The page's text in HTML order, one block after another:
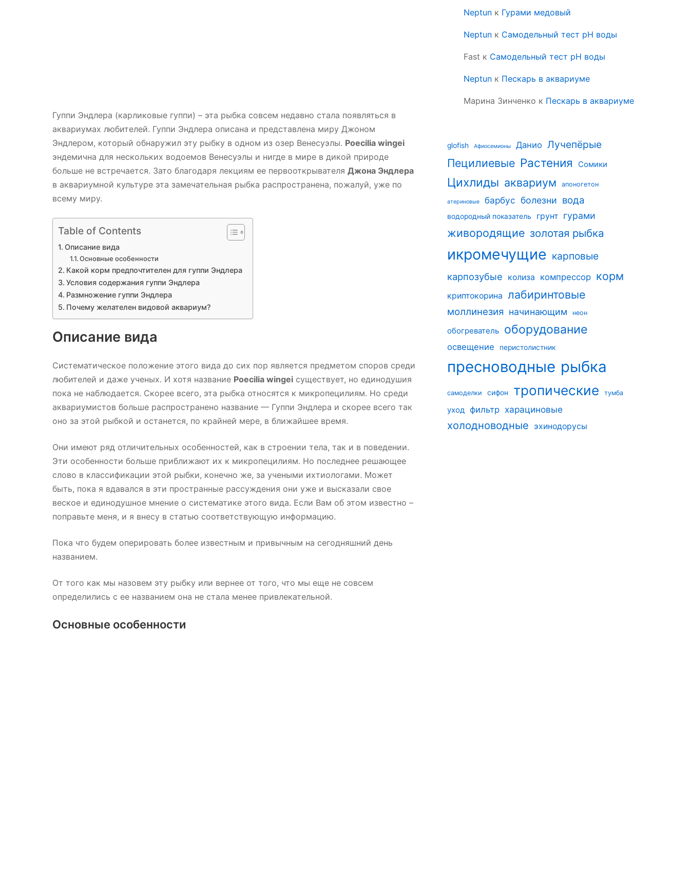
Гуппи Эндлера (карликовые гуппи) – эта рыбка совсем недавно стала появляться в
аквариумах любителей. Гуппи Эндлера описана и представлена миру Джоном
Эндлером, который обнаружил эту рыбку в одном из озер Венесуэлы. Poecilia wingei
эндемична для нескольких водоемов Венесуэлы и нигде в мире в дикой природе
больше не встречается. Зато благодаря лекциям ее первооткрывателя Джона Эндлера
в аквариумной культуре эта замечательная рыбка распространена, пожалуй, уже по
всему миру.
Table of Contents
Описание вида
Основные особенности
Какой корм предпочтителен для гуппи Эндлера
Условия содержания гуппи Эндлера
Размножение гуппи Эндлера
Почему желателен видовой аквариум?
Описание вида
Систематическое положение этого вида до сих пор является предметом споров среди
любителей и даже ученых. И хотя название Poecilia wingei существует, но единодушия
пока не наблюдается. Скорее всего, эта рыбка относятся к микропецилиям. Но среди
аквариумистов больше распространено название — Гуппи Эндлера и скорее всего так
оно за этой рыбкой и останется, по крайней мере, в ближайшее время.
Они имеют ряд отличительных особенностей, как в строении тела, так и в поведении.
Эти особенности больше приближают их к микропецилиям. Но последнее решающее
слово в классификации этой рыбки, конечно же, за учеными ихтиологами. Может
быть, пока я вдавался в эти пространные рассуждения они уже и высказали свое
веское и единодушное мнение о систематике этого вида. Если Вам об этом известно –
поправьте меня, и я внесу в статью соответствующую информацию.
Пока что будем оперировать более известным и привычным на сегодняшний день
названием.
От того как мы назовем эту рыбку или вернее от того, что мы еще не совсем
определились с ее названием она не стала менее привлекательной.
Основные особенности
Neptun к Гурами медовый
Neptun к Самодельный тест pH воды
Fast к Самодельный тест pH воды
Neptun к Пескарь в аквариуме
Марина Зинченко к Пескарь в аквариуме
glofish Афиосемионы Данио Лучепёрые
Пецилиевые Растения Сомики
Цихлиды аквариум апоногетон
атериновые барбус болезни вода
водородный показатель грунт гурами
живородящие золотая рыбка
икромечущие карповые
карпозубые колиза компрессор корм
криптокорина лабиринтовые
моллинезия начинающим неон
обогреватель оборудование
освещение перистолистник
пресноводные рыбка
самоделки сифон тропические тумба
уход фильтр харациновые
холодноводные эхинодорусы